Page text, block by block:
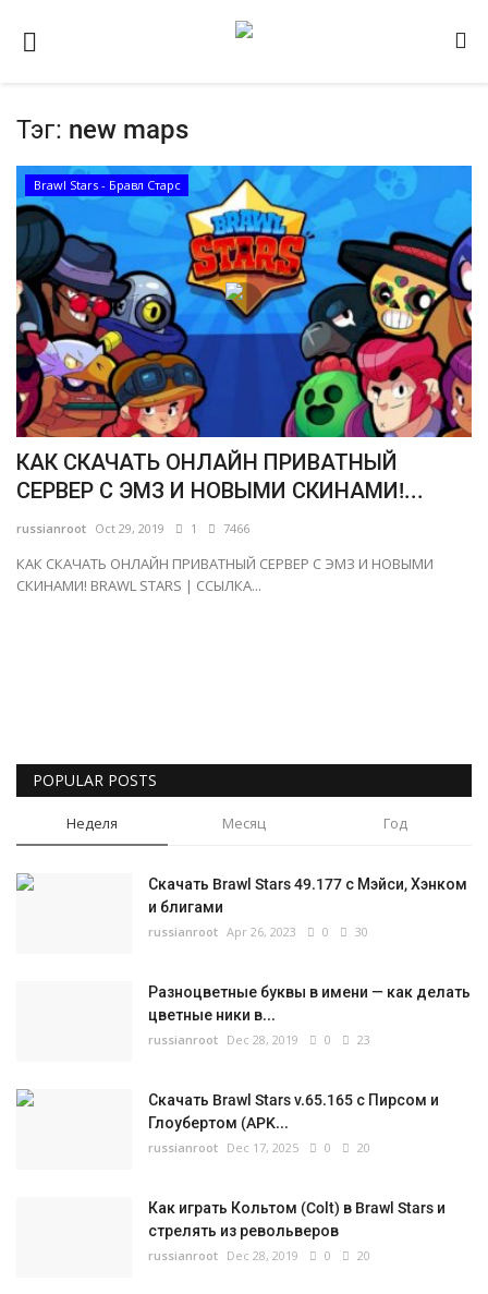
Видео
Contact
Статьи
Terms & Conditions
Наш ФОРУМ
Gallery
Тэг: new maps
Brawl Stars - Бравл Старс
КАК СКАЧАТЬ ОНЛАЙН ПРИВАТНЫЙ
СЕРВЕР С ЭМЗ И НОВЫМИ СКИНАМИ!...
russianroot Oct 29, 2019 1 7466
КАК СКАЧАТЬ ОНЛАЙН ПРИВАТНЫЙ СЕРВЕР С ЭМЗ И НОВЫМИ
СКИНАМИ! BRAWL STARS | ССЫЛКА...
POPULAR POSTS
Неделя Месяц Год
Скачать Brawl Stars 49.177 с Мэйси, Хэнком
и блигами
russianroot Apr 26, 2023 0 30
Разноцветные буквы в имени — как делать
цветные ники в...
russianroot Dec 28, 2019 0 23
Скачать Brawl Stars v.65.165 с Пирсом и
Глоубертом (APK...
russianroot Dec 17, 2025 0 20
Как играть Кольтом (Colt) в Brawl Stars и
стрелять из револьверов
russianroot Dec 28, 2019 0 20